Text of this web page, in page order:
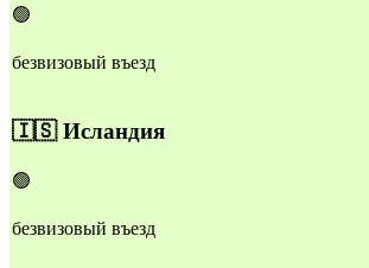
🟢
безвизовый въезд
🇮🇸Исландия
🟢
безвизовый въезд